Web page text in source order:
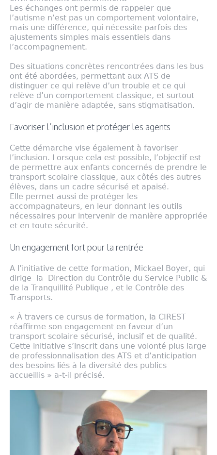
Les échanges ont permis de rappeler que
l’autisme n’est pas un comportement volontaire,
mais une différence, qui nécessite parfois des
ajustements simples mais essentiels dans
l’accompagnement.
Des situations concrètes rencontrées dans les bus
ont été abordées, permettant aux ATS de
distinguer ce qui relève d’un trouble et ce qui
relève d’un comportement classique, et surtout
d’agir de manière adaptée, sans stigmatisation.
Favoriser l’inclusion et protéger les agents
Cette démarche vise également à favoriser
l’inclusion. Lorsque cela est possible, l’objectif est
de permettre aux enfants concernés de prendre le
transport scolaire classique, aux côtés des autres
élèves, dans un cadre sécurisé et apaisé.
Elle permet aussi de protéger les
accompagnateurs, en leur donnant les outils
nécessaires pour intervenir de manière appropriée
et en toute sécurité.
Un engagement fort pour la rentrée
A l’initiative de cette formation, Mickael Boyer, qui
dirige la Direction du Contrôle du Service Public &
de la Tranquillité Publique , et le Contrôle des
Transports.
« À travers ce cursus de formation, la CIREST
réaffirme son engagement en faveur d’un
transport scolaire sécurisé, inclusif et de qualité.
Cette initiative s’inscrit dans une volonté plus large
de professionnalisation des ATS et d’anticipation
des besoins liés à la diversité des publics
accueillis » a-t-il précisé.